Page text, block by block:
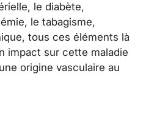
le diabète,
le tabagisme,
tous ces éléments là
impact sur cette maladie
origine vasculaire au